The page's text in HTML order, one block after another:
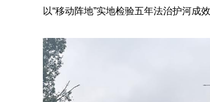
以“移动阵地”实地检验五年法治护河成